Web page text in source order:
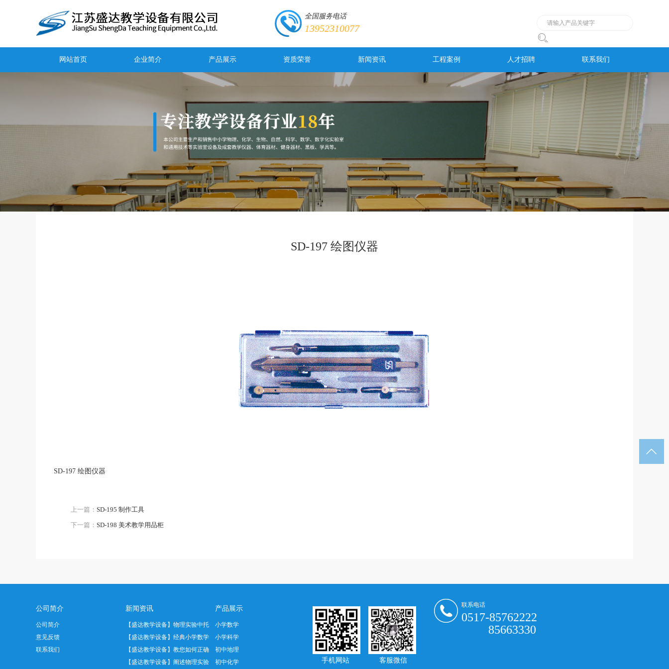
全国服务电话
13952310077

网站首页 企业简介 产品展示 资质荣誉 新闻资讯 工程案例 人才招聘 联系我们
SD-197 绘图仪器
SD-197 绘图仪器
上一篇： SD-195 制作工具
下一篇： SD-198 美术教学用品柜
公司简介
公司简介
意见反馈
联系我们
新闻资讯
【盛达教学设备】物理实验中托
盘天平正…
【盛达教学设备】经典小学数学
教具——…
【盛达教学设备】教您如何正确
使用温度…
【盛达教学设备】阐述物理实验
产品展示
小学数学
小学科学
初中地理
初中化学
手机网站 客服微信
联系电话
0517-85762222
85663330
